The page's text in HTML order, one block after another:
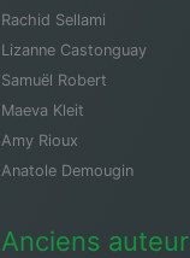
Rachid Sellami
Lizanne Castonguay
Samuël Robert
Maeva Kleit
Amy Rioux
Anatole Demougin
Anciens